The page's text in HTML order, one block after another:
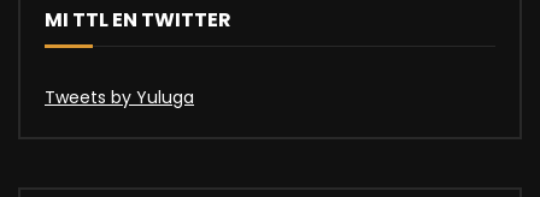
MI TTL EN TWITTER
Tweets by Yuluga